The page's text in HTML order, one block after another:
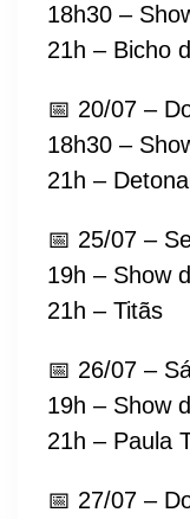
18h30 –
21h – Bicho
📅 20/07 –
18h30 –
21h –
📅 25/07 –
19h – Show
21h – Titãs
📅 26/07 –
19h – Show
21h – Paula
📅 27/07 –